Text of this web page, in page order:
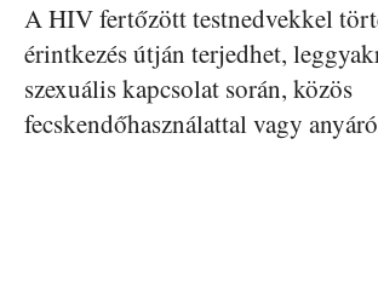
A HIV fertőzött testnedvekkel
érintkezés útján terjedhet,
szexuális kapcsolat során, közös
fecskendőhasználattal vagy